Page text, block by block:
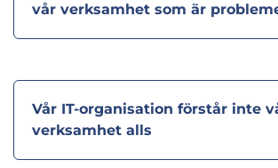
vår verksamhet som är
Vår IT-organisation förstår inte
verksamhet alls